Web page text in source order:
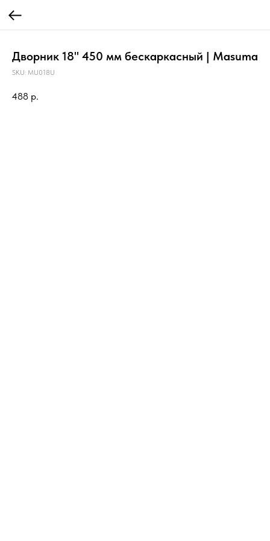
Дворник 18" 450 мм бескаркасный | Masuma
SKU: MU018U
488 р.